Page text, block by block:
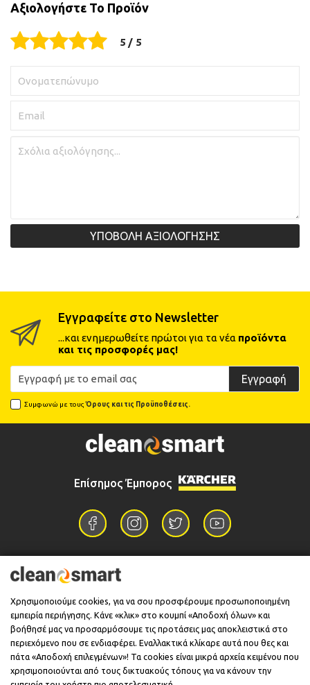
Αξιολογήστε Το Προϊόν
ΥΠΟΒΟΛΗ ΑΞΙΟΛΟΓΗΣΗΣ
Εγγραφείτε στο Newsletter
...και ενημερωθείτε πρώτοι για τα νέα προϊόντα
και τις προσφορές μας!
Εγγραφή
Συμφωνώ με τουςΌρους και τις Προϋποθέσεις.
Επίσημος Έμπορος
Επικοινωνία
Πληροφορίες
Υποστήριξη
Χρησιμοποιούμε cookies, για να σου προσφέρουμε προσωποποιημένη
εμπειρία περιήγησης. Κάνε «κλικ» στο κουμπί «Αποδοχή όλων» και
βοήθησέ μας να προσαρμόσουμε τις προτάσεις μας αποκλειστικά στο
περιεχόμενο που σε ενδιαφέρει. Εναλλακτικά κλίκαρε αυτά που θες και
πάτα «Αποδοχή επιλεγμένων»! Τα cookies είναι μικρά αρχεία κειμένου που
χρησιμοποιούνται από τους δικτυακούς τόπους για να κάνουν την